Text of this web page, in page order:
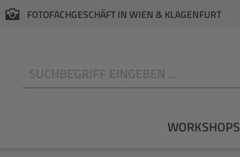
FOTOFACHGESCHÄFT IN WIEN & KLAGENFURT
WORKSHOPS